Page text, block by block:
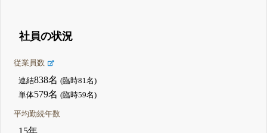
社員の状況
従業員数
連結838名(臨時81名)
単体579名(臨時59名)
平均勤続年数
15年